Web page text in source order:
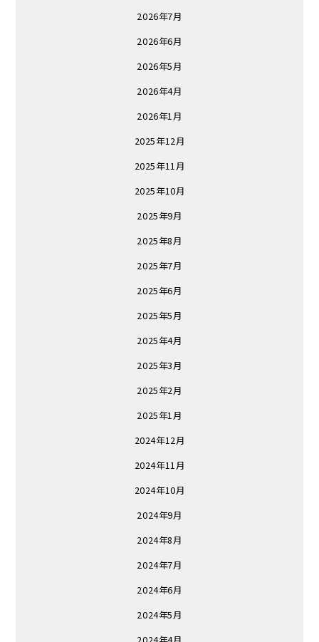
2026年7月
2026年6月
2026年5月
2026年4月
2026年1月
2025年12月
2025年11月
2025年10月
2025年9月
2025年8月
2025年7月
2025年6月
2025年5月
2025年4月
2025年3月
2025年2月
2025年1月
2024年12月
2024年11月
2024年10月
2024年9月
2024年8月
2024年7月
2024年6月
2024年5月